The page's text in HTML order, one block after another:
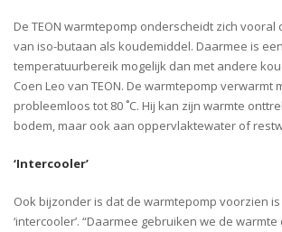
De TEON warmtepomp onderscheidt zich
van iso-butaan als koudemiddel. Daarmee is
temperatuurbereik mogelijk dan met andere
Coen Leo van TEON. De warmtepomp verwarmt
probleemloos tot 80 ˚C. Hij kan zijn warmte
bodem, maar ook aan oppervlaktewater of
‘Intercooler’
Ook bijzonder is dat de warmtepomp voorzien
‘intercooler’. “Daarmee gebruiken we de